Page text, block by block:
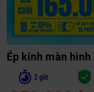
Ép kính màn